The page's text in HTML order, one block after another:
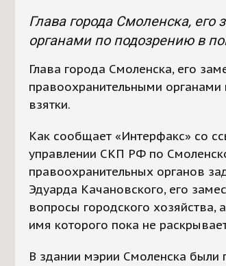
Глава города Смоленска,
органами по подозрению в
Глава города Смоленска, его
правоохранительными
взятки.
Как сообщает «Интерфакс» со
управлении СКП РФ по
правоохранительных органов
Эдуарда Качановского, его
вопросы городского хозяйства,
имя которого пока не
В здании мэрии Смоленска